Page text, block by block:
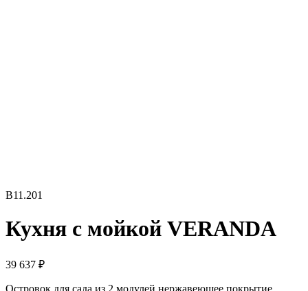
В11.201
Кухня с мойкой VERANDA
39 637 ₽
Островок для сада из 2 модулей нержавеющее покрытие.